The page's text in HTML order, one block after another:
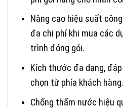
Nâng cao hiệu suất
đa chi phí khi mua các
trình đóng gói.
Kích thước đa dạng,
chọn từ phía khách hàng.
Chống thấm nước hiệu